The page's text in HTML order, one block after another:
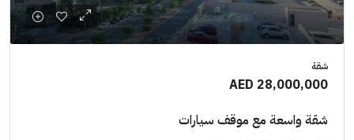
شقة
AED 28,000,000
شقة واسعة مع موقف سيارات